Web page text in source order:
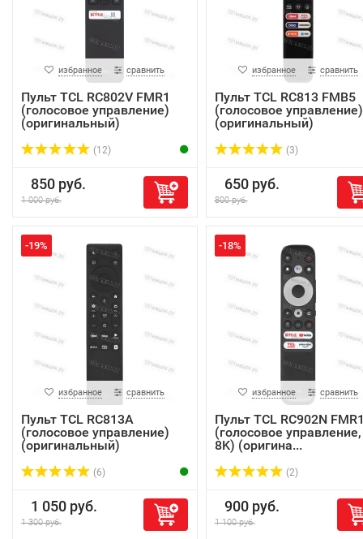
избранное сравнить
Пульт TCL RC802V FMR1
(голосовое управление)
(оригинальный)
(12)
850 руб.
1 000 руб.
избранное сравнить
Пульт TCL RC813 FMB5
(голосовое управление)
(оригинальный)
(3)
650 руб.
800 руб.
-19%
избранное сравнить
Пульт TCL RC813A
(голосовое управление)
(оригинальный)
(6)
1 050 руб.
1 300 руб.
-18%
избранное сравнить
Пульт TCL RC902N
(голосовое управление,
8K) (оригина...
(2)
900 руб.
1 100 руб.